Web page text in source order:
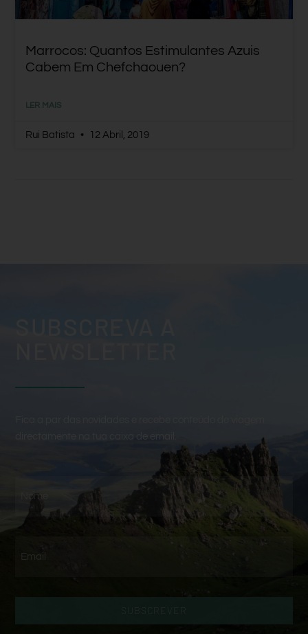
Marrocos: Quantos Estimulantes Azuis
Cabem Em Chefchaouen?
LER MAIS
Rui Batista 12 Abril, 2019
directamente na tua caixa de email.
SUBSCREVER